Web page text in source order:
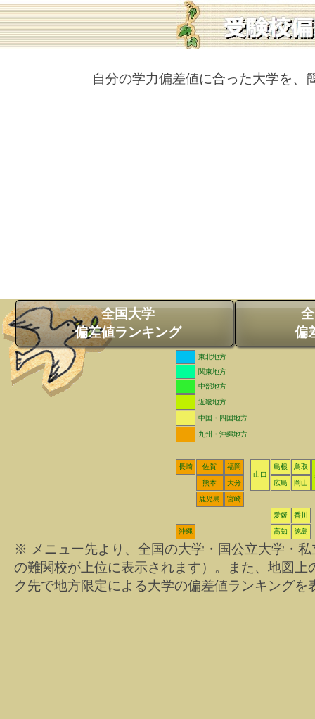
自分の学力偏差値に合った大学を、
全国大学
偏差値ランキング
偏
東北地方
関東地方
中部地方
近畿地方
中国・四国地方
九州・沖縄地方
長崎 佐賀
福岡
山口
島根
鳥取
熊本
大分 広島 岡山
鹿児島 宮崎
愛媛 香川
沖縄 高知 徳島
※ メニュー先より、全国の大学・国公立大学・
の難関校が上位に表示されます）。また、地図
ク先で地方限定による大学の偏差値ランキングを